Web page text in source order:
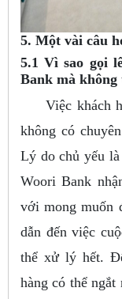
5. Một vài câu
5.1 Vì sao gọi
Bank mà không
Việc khách
không có
Lý do chủ yếu là
Woori Bank
với mong muốn
dẫn đến việc
thể xử lý hết.
hàng có thể